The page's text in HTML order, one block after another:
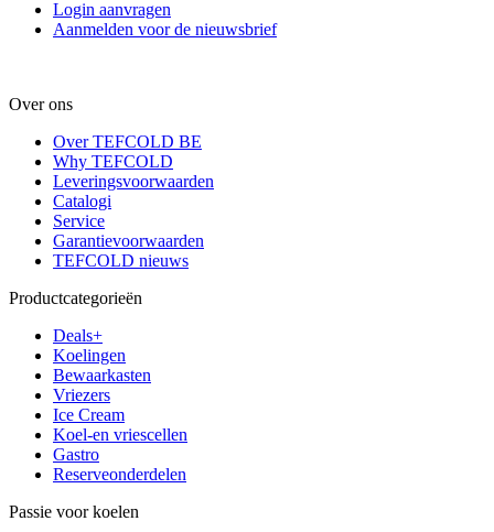
Login aanvragen
Aanmelden voor de nieuwsbrief
Over ons
Over TEFCOLD BE
Why TEFCOLD
Leveringsvoorwaarden
Catalogi
Service
Garantievoorwaarden
TEFCOLD nieuws
Productcategorieën
Deals+
Koelingen
Bewaarkasten
Vriezers
Ice Cream
Koel-en vriescellen
Gastro
Reserveonderdelen
Passie voor koelen